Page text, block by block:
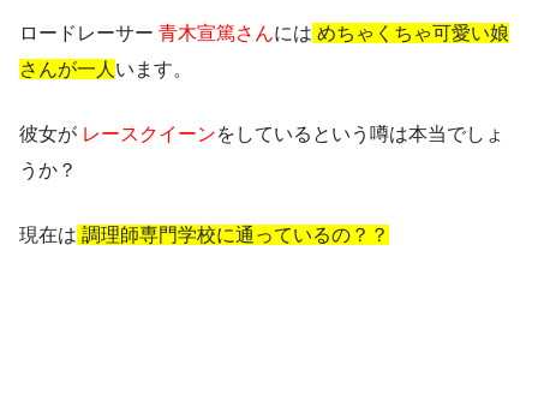
ロードレーサー 青木宣篤さんには めちゃくちゃ可愛い娘
さんが一人 います。
彼女が レースクイーンをしているという噂は本当でしょ
うか？
現在は 調理師専門学校に通っているの？？